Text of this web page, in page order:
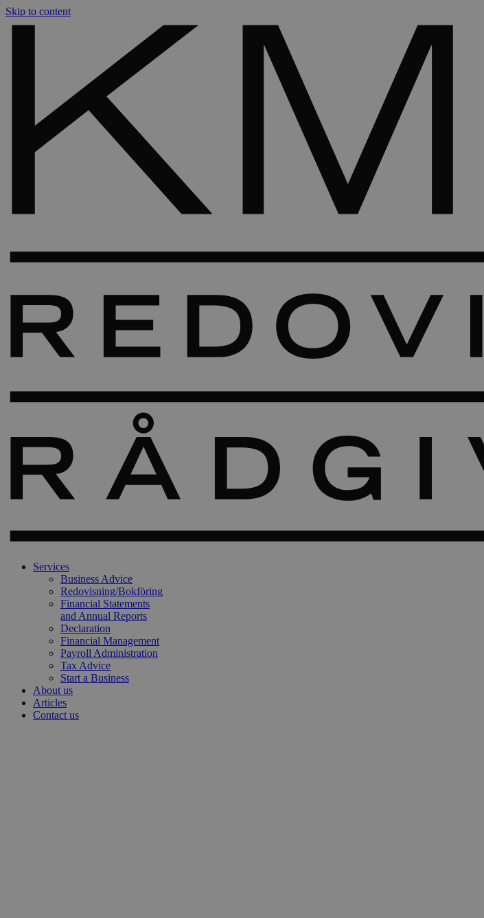
Skip to content
Services
Business Advice
Redovisning/Bokföring
Financial Statements
and Annual Reports
Declaration
Financial Management
Payroll Administration
Tax Advice
Start a Business
About us
Articles
Contact us